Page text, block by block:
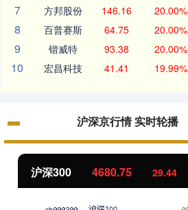
7 方邦股份 146.16 20.00%
8 百普赛斯 64.75 20.00%
9 锴威特 93.38 20.00%
10 宏昌科技 41.41 19.99%
沪深京行情 实时轮播
沪深300 4680.75 29.44